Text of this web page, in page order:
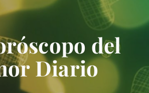
del
Diario